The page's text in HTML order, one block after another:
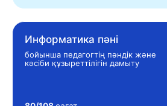
Информатика пәні
бойынша педагогтің пәндік және
кәсіби құзыреттілігін дамыту